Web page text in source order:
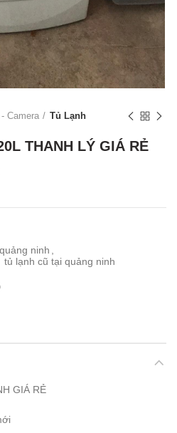
Camera Tủ Lạnh
THANH LÝ GIÁ RẺ
ninh
tủ lạnh cũ tại quảng ninh
GIÁ RẺ